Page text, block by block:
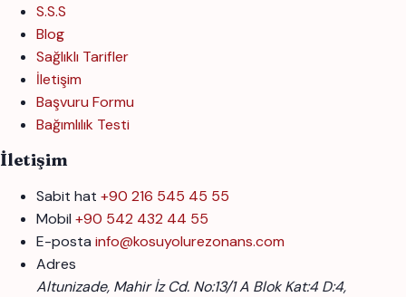
S.S.S
Blog
Sağlıklı Tarifler
İletişim
Başvuru Formu
Bağımlılık Testi
İletişim
Sabit hat +90 216 545 45 55
Mobil +90 542 432 44 55
E-posta info@kosuyolurezonans.com
Adres
Altunizade, Mahir İz Cd. No:13/1 A Blok Kat:4 D:4,